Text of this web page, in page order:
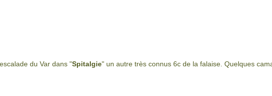
du Var dans "Spitalgie" un autre très connus 6c de la falaise. Quelques